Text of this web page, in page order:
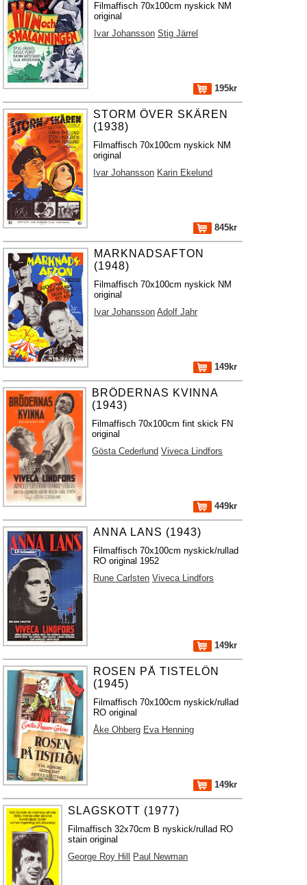
Filmaffisch 70x100cm nyskick NM
original
Ivar Johansson Stig Järrel
195kr
STORM ÖVER SKÄREN
(1938)
Filmaffisch 70x100cm nyskick NM
original
Ivar Johansson Karin Ekelund
845kr
MARKNADSAFTON
(1948)
Filmaffisch 70x100cm nyskick NM
original
Ivar Johansson Adolf Jahr
149kr
BRÖDERNAS KVINNA
(1943)
Filmaffisch 70x100cm fint skick FN
original
Gösta Cederlund Viveca Lindfors
449kr
ANNA LANS (1943)
Filmaffisch 70x100cm nyskick/rullad
RO original 1952
Rune Carlsten Viveca Lindfors
149kr
ROSEN PÅ TISTELÖN
(1945)
Filmaffisch 70x100cm nyskick/rullad
RO original
Åke Ohberg Eva Henning
149kr
SLAGSKOTT (1977)
Filmaffisch 32x70cm B nyskick/rullad RO
stain original
George Roy Hill
Paul Newman